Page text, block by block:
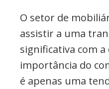
O setor de
assistir a uma
significativa com a
importância do
é apenas uma